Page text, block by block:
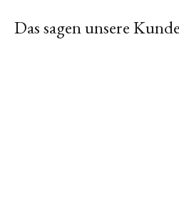
Das sagen unsere